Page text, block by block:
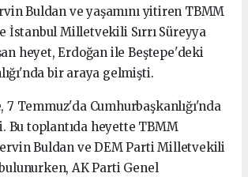
Buldan ve yaşamını yitiren TBMM
İstanbul Milletvekili Sırrı Süreyya
heyet, Erdoğan ile Beştepe'deki
bir araya gelmişti.
Temmuz'da Cumhurbaşkanlığı'nda
Bu toplantıda heyette TBMM
Buldan ve DEM Parti Milletvekili
AK Parti Genel